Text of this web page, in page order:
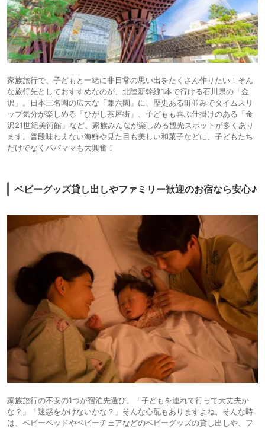
家族旅行で、子どもと一緒に非日常の思い出をたくさん作りたい！そん
な旅行先としておすすめなのが、北陸新幹線1本で行ける石川県の「金
沢」。日本三名園の広大な「兼六園」に、歴史ある町並みでタイムスリ
ップ気分が楽しめる「ひがし茶屋街」、子どもも喜ぶ仕掛けのある「金
沢21世紀美術館」など、家族みんなが楽しめる観光スポットが多くあり
ます。普段味わえない海鮮や見た目も美しい和菓子などに、子どもたち
だけでなくパパママも大興奮！
ベビーグッズ貸し出しやファミリー歓迎のお宿なら安心♪
家族旅行の不安の1つが宿泊先選び。「子どもを連れて行って大丈夫か
な？」「迷惑をかけないかな？」そんな心配もありますよね。そんな時
は、ベビーベッドやベビーチェアなどのベビーグッズの貸し出しや、フ